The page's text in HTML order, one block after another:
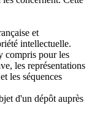
et
intellectuelle.
compris pour les
les représentations
les séquences
d'un dépôt auprès